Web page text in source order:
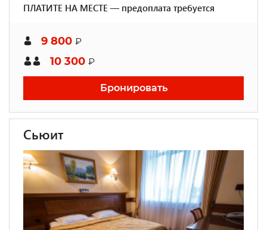
ПЛАТИТЕ НА МЕСТЕ — предоплата требуется
9 800 ₽
10 300 ₽
Бронировать
Сьюит